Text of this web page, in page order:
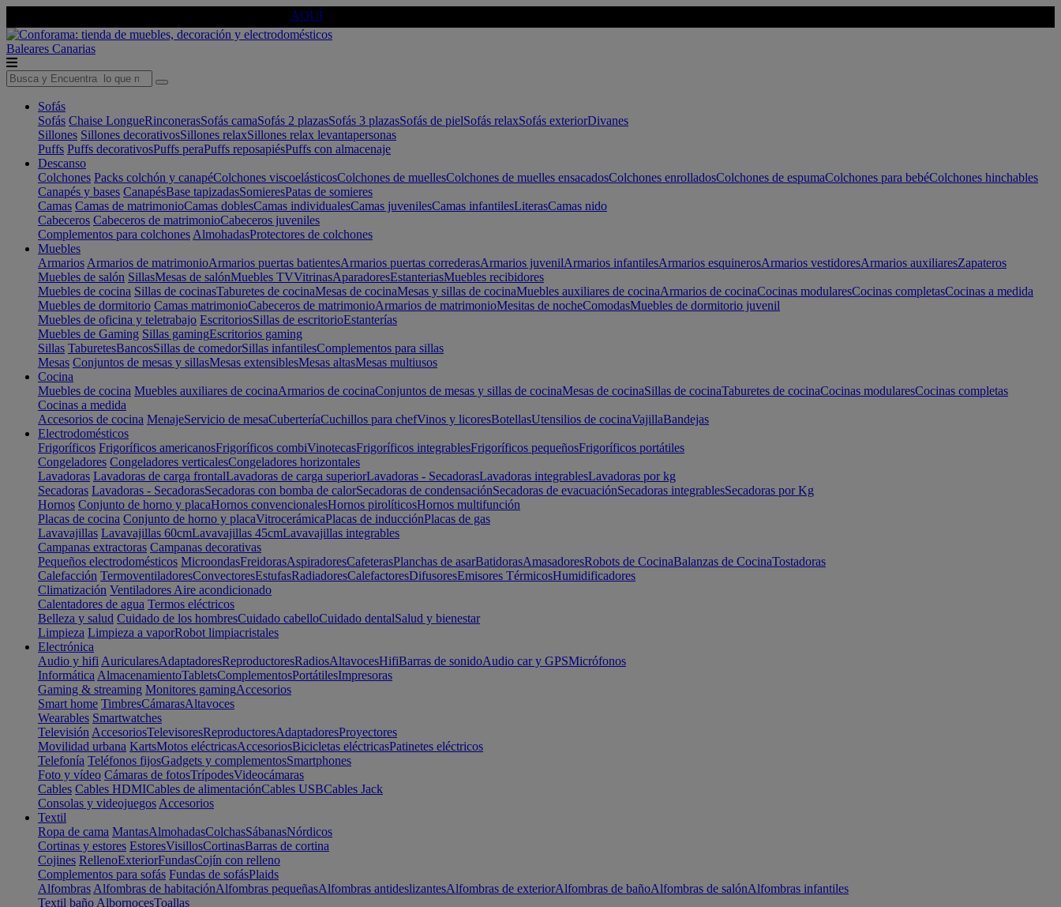
AQUÍ
Baleares Canarias
Sofás
Sofás Chaise LongueRinconerasSofás camaSofás 2 plazasSofás 3 plazasSofás de pielSofás relaxSofás exteriorDivanes
Sillones Sillones decorativosSillones relaxSillones relax levantapersonas
Puffs Puffs decorativosPuffs peraPuffs reposapiésPuffs con almacenaje
Descanso
Colchones Packs colchón y canapéColchones viscoelásticosColchones de muellesColchones de muelles ensacadosColchones enrolladosColchones de espumaColchones para bebéColchones hinchables
Canapés y bases CanapésBase tapizadasSomieresPatas de somieres
Camas Camas de matrimonioCamas doblesCamas individualesCamas juvenilesCamas infantilesLiterasCamas nido
Cabeceros Cabeceros de matrimonioCabeceros juveniles
Complementos para colchones AlmohadasProtectores de colchones
Muebles
Armarios Armarios de matrimonioArmarios puertas batientesArmarios puertas correderasArmarios juvenilArmarios infantilesArmarios esquinerosArmarios vestidoresArmarios auxiliaresZapateros
Muebles de salón SillasMesas de salónMuebles TVVitrinasAparadoresEstanteriasMuebles recibidores
Muebles de cocina Sillas de cocinasTaburetes de cocinaMesas de cocinaMesas y sillas de cocinaMuebles auxiliares de cocinaArmarios de cocinaCocinas modularesCocinas completasCocinas a medida
Muebles de dormitorio Camas matrimonioCabeceros de matrimonioArmarios de matrimonioMesitas de nocheComodasMuebles de dormitorio juvenil
Muebles de oficina y teletrabajo EscritoriosSillas de escritorioEstanterías
Muebles de Gaming Sillas gamingEscritorios gaming
Sillas TaburetesBancosSillas de comedorSillas infantilesComplementos para sillas
Mesas Conjuntos de mesas y sillasMesas extensiblesMesas altasMesas multiusos
Cocina
Muebles de cocina Muebles auxiliares de cocinaArmarios de cocinaConjuntos de mesas y sillas de cocinaMesas de cocinaSillas de cocinaTaburetes de cocinaCocinas modularesCocinas completas
Cocinas a medida
Accesorios de cocina MenajeServicio de mesaCuberteríaCuchillos para chefVinos y licoresBotellasUtensilios de cocinaVajillaBandejas
Electrodomésticos
Frigoríficos Frigoríficos americanosFrigoríficos combiVinotecasFrigoríficos integrablesFrigoríficos pequeñosFrigoríficos portátiles
Congeladores Congeladores verticalesCongeladores horizontales
Lavadoras Lavadoras de carga frontalLavadoras de carga superiorLavadoras - SecadorasLavadoras integrablesLavadoras por kg
Secadoras Lavadoras - SecadorasSecadoras con bomba de calorSecadoras de condensaciónSecadoras de evacuaciónSecadoras integrablesSecadoras por Kg
Hornos Conjunto de horno y placaHornos convencionalesHornos pirolíticosHornos multifunción
Placas de cocina Conjunto de horno y placaVitrocerámicaPlacas de inducciónPlacas de gas
Lavavajillas Lavavajillas 60cmLavavajillas 45cmLavavajillas integrables
Campanas extractoras Campanas decorativas
Pequeños electrodomésticos MicroondasFreidorasAspiradoresCafeterasPlanchas de asarBatidorasAmasadoresRobots de CocinaBalanzas de CocinaTostadoras
Calefacción TermoventiladoresConvectoresEstufasRadiadoresCalefactoresDifusoresEmisores TérmicosHumidificadores
Climatización Ventiladores Aire acondicionado
Calentadores de agua Termos eléctricos
Belleza y salud Cuidado de los hombresCuidado cabelloCuidado dentalSalud y bienestar
Limpieza Limpieza a vaporRobot limpiacristales
Electrónica
Audio y hifi AuricularesAdaptadoresReproductoresRadiosAltavocesHifiBarras de sonidoAudio car y GPSMicrófonos
Informática AlmacenamientoTabletsComplementosPortátilesImpresoras
Gaming & streaming Monitores gamingAccesorios
Smart home TimbresCámarasAltavoces
Wearables Smartwatches
Televisión AccesoriosTelevisoresReproductoresAdaptadoresProyectores
Movilidad urbana KartsMotos eléctricasAccesoriosBicicletas eléctricasPatinetes eléctricos
Telefonía Teléfonos fijosGadgets y complementosSmartphones
Foto y vídeo Cámaras de fotosTrípodesVideocámaras
Cables Cables HDMICables de alimentaciónCables USBCables Jack
Consolas y videojuegos Accesorios
Textil
Ropa de cama MantasAlmohadasColchasSábanasNórdicos
Cortinas y estores EstoresVisillosCortinasBarras de cortina
Cojines RellenoExteriorFundasCojín con relleno
Complementos para sofás Fundas de sofásPlaids
Alfombras Alfombras de habitaciónAlfombras pequeñasAlfombras antideslizantesAlfombras de exteriorAlfombras de bañoAlfombras de salónAlfombras infantiles
Textil baño AlbornocesToallas